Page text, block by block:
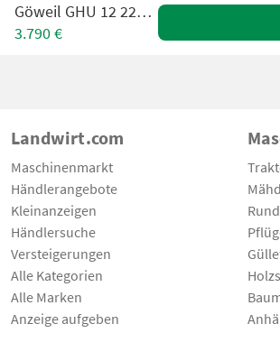
Göweil GHU 12 2200 DW
3.790 €
Landwirt.com
Maschinenmarkt
Händlerangebote
Kleinanzeigen
Händlersuche
Versteigerungen
Alle Kategorien
Alle Marken
Anzeige aufgeben